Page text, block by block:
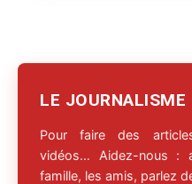
LE JOURNALISME
Pour faire des
vidéos… Aidez-nous :
famille, les amis, parlez